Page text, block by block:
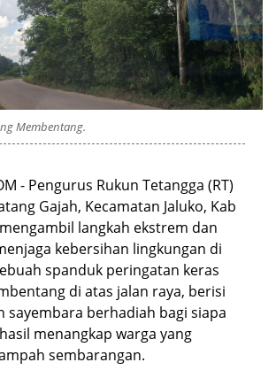
Membentang.
- Pengurus Rukun Tetangga (RT)
Gajah, Kecamatan Jaluko, Kab
langkah ekstrem dan
kebersihan lingkungan di
spanduk peringatan keras
di atas jalan raya, berisi
sayembara berhadiah bagi siapa
menangkap warga yang
sembarangan.